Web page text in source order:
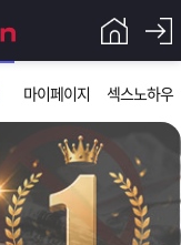
마이페이지 섹스노하우